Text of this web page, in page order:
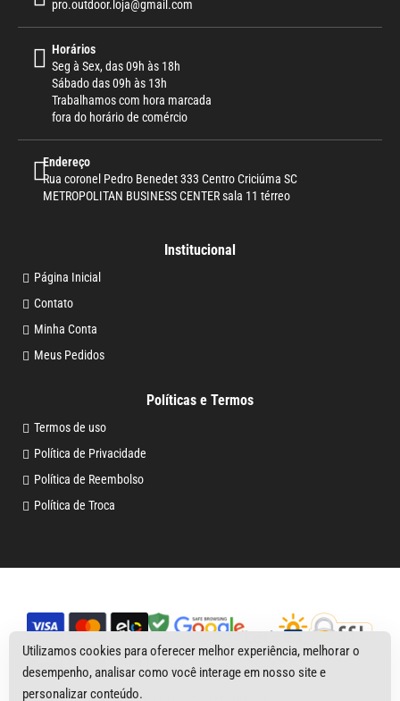
pro.outdoor.loja@gmail.com
Horários
Seg à Sex, das 09h às 18h
Sábado das 09h às 13h
Trabalhamos com hora marcada
fora do horário de comércio
Endereço
Rua coronel Pedro Benedet 333 Centro Criciúma SC
METROPOLITAN BUSINESS CENTER sala 11 térreo
Institucional
Página Inicial
Contato
Minha Conta
Meus Pedidos
Políticas e Termos
Termos de uso
Política de Privacidade
Política de Reembolso
Política de Troca
Copyright © 2026
Utilizamos cookies para oferecer melhor experiência, melhorar o
desempenho, analisar como você interage em nosso site e
personalizar conteúdo.